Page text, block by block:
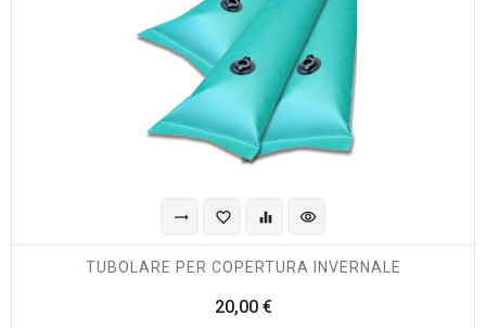
trending_flat favorite_border equalizer visibility
TUBOLARE PER COPERTURA INVERNALE
20,00 €Prezzo